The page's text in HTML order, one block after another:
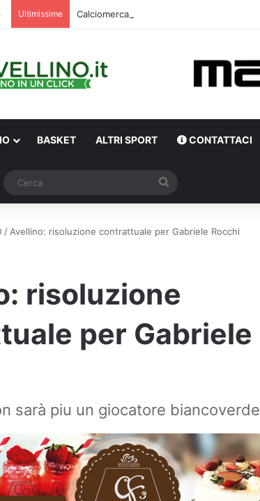
Ultimissime
BASKET ALTRI SPORT CONTATTACI
WhatsApp
/ Avellino: risoluzione contrattuale per Gabriele Rocchi
risoluzione
per Gabriele
sarà piu un giocatore biancoverde